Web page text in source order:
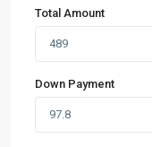
Total Amount
Down Payment